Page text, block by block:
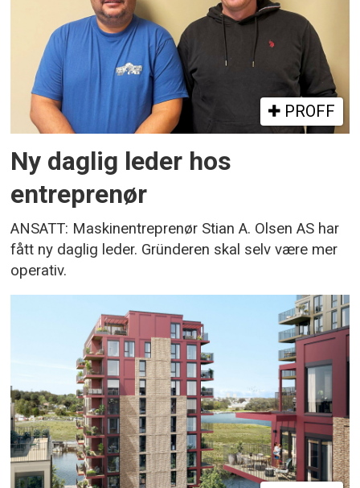
PROFF
Ny daglig leder hos
entreprenør
ANSATT: Maskinentreprenør Stian A. Olsen AS har
fått ny daglig leder. Gründeren skal selv være mer
operativ.